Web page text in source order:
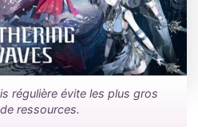
régulière évite les plus gros
ressources.